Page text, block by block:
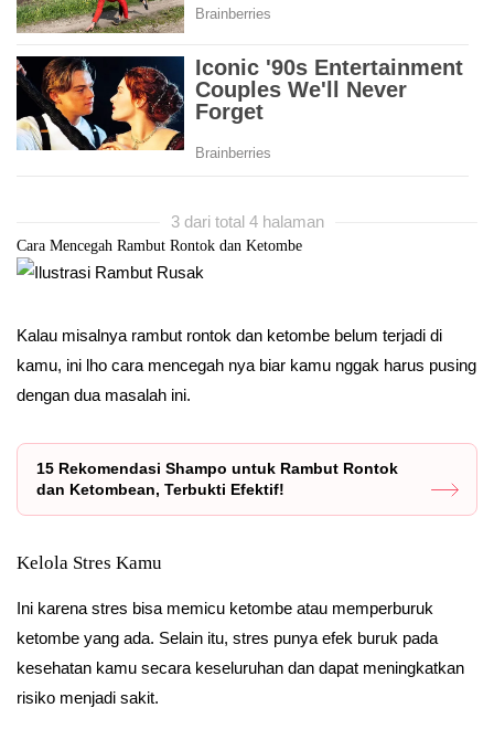
3 dari total 4 halaman
Cara Mencegah Rambut Rontok dan Ketombe
Kalau misalnya rambut rontok dan ketombe belum terjadi di
kamu, ini lho cara mencegah nya biar kamu nggak harus pusing
dengan dua masalah ini.
15 Rekomendasi Shampo untuk Rambut Rontok
dan Ketombean, Terbukti Efektif!
Kelola Stres Kamu
Ini karena stres bisa memicu ketombe atau memperburuk
ketombe yang ada. Selain itu, stres punya efek buruk pada
kesehatan kamu secara keseluruhan dan dapat meningkatkan
risiko menjadi sakit.